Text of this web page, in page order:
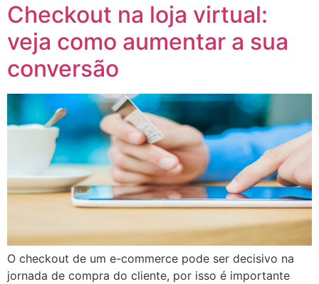
Checkout na loja virtual:
veja como aumentar a sua
conversão
O checkout de um e-commerce pode ser decisivo na
jornada de compra do cliente, por isso é importante